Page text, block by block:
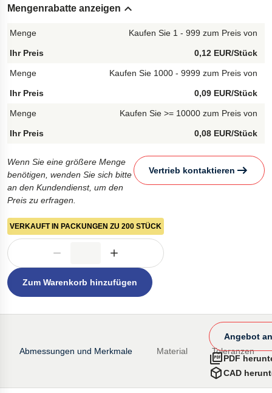
Mengenrabatte anzeigen
Hide content
Kaufen Sie 1 - 999 zum Preis von
0,12 EUR/Stück
Kaufen Sie 1000 - 9999 zum Preis von
0,09 EUR/Stück
Kaufen Sie >= 10000 zum Preis von
0,08 EUR/Stück
Wenn Sie eine größere Menge
benötigen, wenden Sie sich bitte
an den Kundendienst, um den
Preis zu erfragen.
Vertrieb kontaktieren
VERKAUFT IN PACKUNGEN ZU 200 STÜCK
Zum Warenkorb hinzufügen
Abmessungen und Merkmale Material Toleranzen
CAD
PDF
Angebot